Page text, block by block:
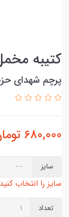
کتیبه
پرچم شهدای
680,000
سایز
سایز را انتخاب
تعداد